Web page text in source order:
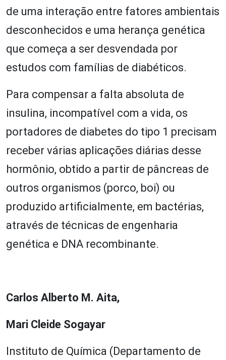
de uma interação entre fatores ambientais
desconhecidos e uma herança genética
que começa a ser desvendada por
estudos com famílias de diabéticos.
Para compensar a falta absoluta de
insulina, incompatível com a vida, os
portadores de diabetes do tipo 1 precisam
receber várias aplicações diárias desse
hormônio, obtido a partir de pâncreas de
outros organismos (porco, boi) ou
produzido artificialmente, em bactérias,
através de técnicas de engenharia
genética e DNA recombinante.
Carlos Alberto M. Aita,
Mari Cleide Sogayar
Instituto de Química (Departamento de